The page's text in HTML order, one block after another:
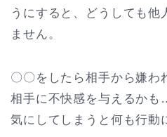
うにすると、どうしても他
ません。
〇〇をしたら相手から嫌わ
相手に不快感を与えるか
気にしてしまうと何も行動